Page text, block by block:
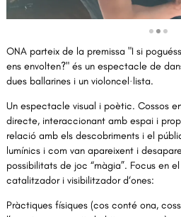
Diapositiva 2 de 3
ONA parteix de la premissa "I si
ens envolten?" és un espectacle de
dues ballarines i un violoncel·lista.
Un espectacle visual i poètic. Cossos
directe, interaccionant amb espai i
relació amb els descobriments i el
lumínics i com van apareixent i
possibilitats de joc “màgia”. Focus en
catalitzador i visibilitzador d‘ones:
Pràctiques físiques (cos conté ona,